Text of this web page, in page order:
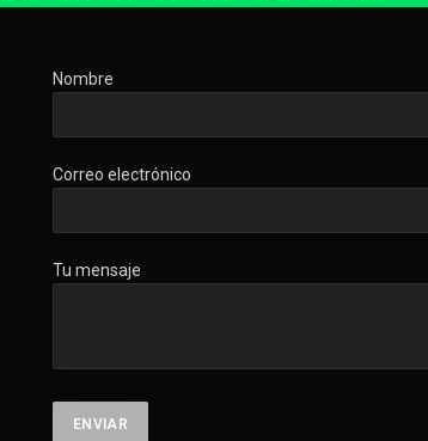
Nombre
Correo electrónico
Tu mensaje